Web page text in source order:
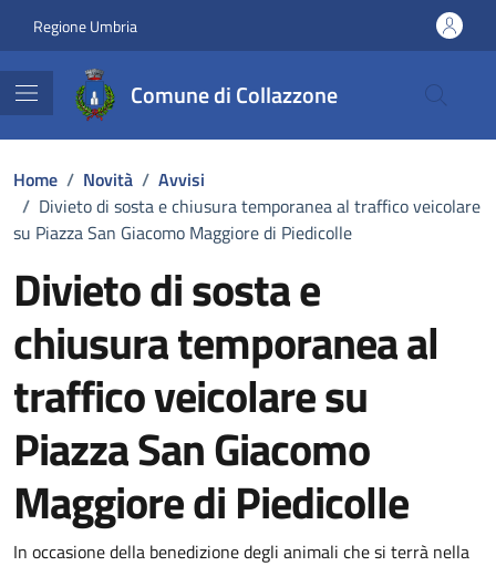
Regione Umbria
Comune di Collazzone
Home / Novità / Avvisi
/ Divieto di sosta e chiusura temporanea al traffico veicolare
su Piazza San Giacomo Maggiore di Piedicolle
Divieto di sosta e
chiusura temporanea al
traffico veicolare su
Piazza San Giacomo
Maggiore di Piedicolle
In occasione della benedizione degli animali che si terrà nella